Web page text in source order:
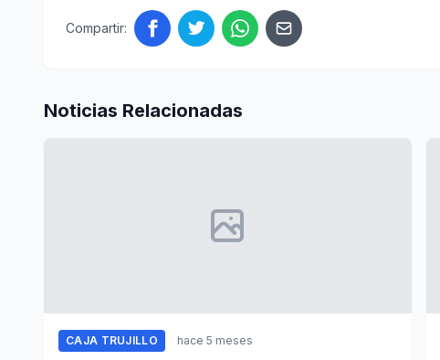
Compartir:
Noticias Relacionadas
CAJA TRUJILLO hace 5 meses